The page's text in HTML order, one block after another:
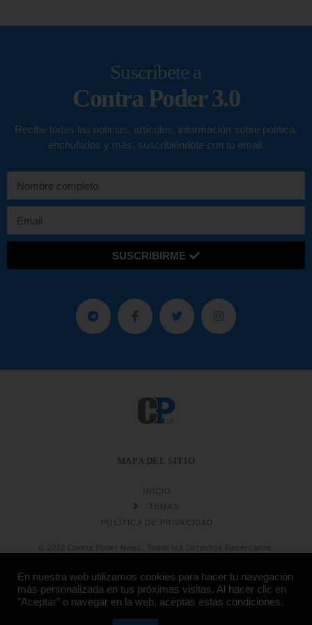
Suscríbete a
Contra Poder 3.0
Recibe todas las noticias, artículos, información sobre política,
enchufados y más, suscribiéndote con tu email.
SUSCRIBIRME
MAPA DEL SITIO
INICIO
TEMAS
POLÍTICA DE PRIVACIDAD
© 2022 Contra Poder News. Todos los Derechos Reservados.
En nuestra web utilizamos cookies para hacer tu navegación
más personalizada en tus próximas visitas. Al hacer clic en
"Aceptar" o navegar en la web, aceptas estas condiciones.